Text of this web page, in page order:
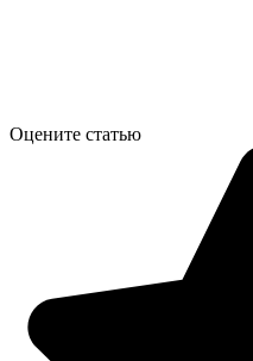
Оцените статью